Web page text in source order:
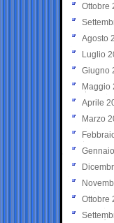
Ottobre
Agosto
Luglio
Giugno
Maggio
Aprile
Marzo
Ottobre